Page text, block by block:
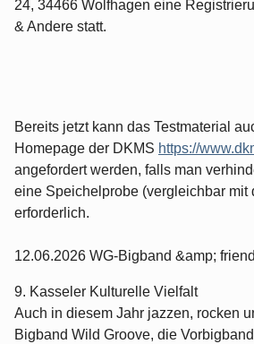
24, 34466 Wolfhagen eine
& Andere statt.
Bereits jetzt kann das Testmaterial
Homepage der DKMS https://
angefordert werden, falls man
eine Speichelprobe (vergleichbar mit
erforderlich.
12.06.2026 WG-Bigband &amp;
9. Kasseler Kulturelle Vielfalt
Auch in diesem Jahr jazzen, rocken
Bigband Wild Groove, die